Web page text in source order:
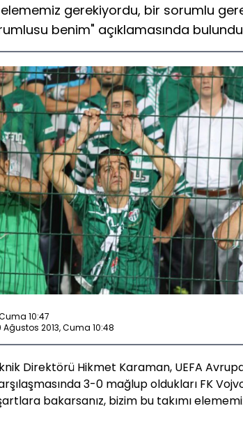
elememiz gerekiyordu, bir sorumlu
benim" açıklamasında bulundu
10:47
Ağustos 2013, Cuma 10:48
Direktörü Hikmet Karaman, UEFA
3-0 mağlup oldukları FK
bakarsanız, bizim bu takımı